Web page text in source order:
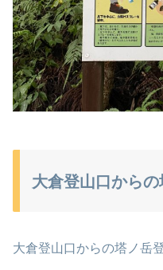
大倉登山口から
大倉登山口からの塔ノ岳